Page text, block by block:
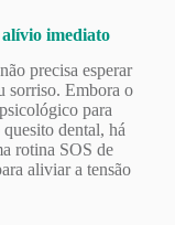
imediato
precisa esperar
sorriso. Embora o
para
dental, há
rotina SOS de
aliviar a tensão